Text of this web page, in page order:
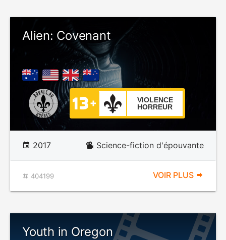
Alien: Covenant
VIOLENCE
HORREUR
2017 Science-fiction d'épouvante
404199 VOIR PLUS
Youth in Oregon